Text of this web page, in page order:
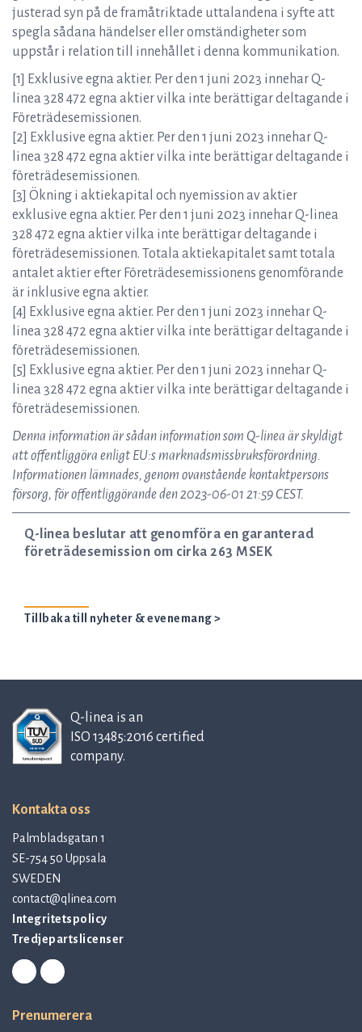
justerad syn på de framåtriktade uttalandena i syfte att
spegla sådana händelser eller omständigheter som
uppstår i relation till innehållet i denna kommunikation.
[1] Exklusive egna aktier. Per den 1 juni 2023 innehar Q-
linea 328 472 egna aktier vilka inte berättigar deltagande i
Företrädesemissionen.
[2] Exklusive egna aktier. Per den 1 juni 2023 innehar Q-
linea 328 472 egna aktier vilka inte berättigar deltagande i
företrädesemissionen.
[3] Ökning i aktiekapital och nyemission av aktier
exklusive egna aktier. Per den 1 juni 2023 innehar Q-linea
328 472 egna aktier vilka inte berättigar deltagande i
företrädesemissionen. Totala aktiekapitalet samt totala
antalet aktier efter Företrädesemissionens genomförande
är inklusive egna aktier.
[4] Exklusive egna aktier. Per den 1 juni 2023 innehar Q-
linea 328 472 egna aktier vilka inte berättigar deltagande i
företrädesemissionen.
[5] Exklusive egna aktier. Per den 1 juni 2023 innehar Q-
linea 328 472 egna aktier vilka inte berättigar deltagande i
företrädesemissionen.
Denna information är sådan information som Q-linea är skyldigt
att offentliggöra enligt EU:s marknadsmissbruksförordning.
Informationen lämnades, genom ovanstående kontaktpersons
försorg, för offentliggörande den 2023-06-01 21:59 CEST.
Q-linea beslutar att genomföra en garanterad
företrädesemission om cirka 263 MSEK
Tillbaka till nyheter & evenemang >
Q-linea is an
ISO 13485:2016 certified
company.
Kontakta oss
Palmbladsgatan 1
SE-754 50 Uppsala
SWEDEN
contact@qlinea.com
Integritetspolicy
Tredjepartslicenser
Prenumerera